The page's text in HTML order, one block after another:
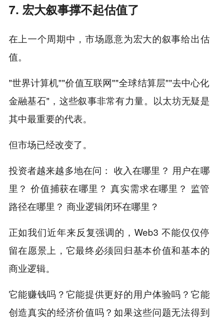
7. 宏大叙事撑不起估值了
在上一个周期中，市场愿意为宏大的叙事给出估
值。
"世界计算机""价值互联网""全球结算层""去中心化
金融基石"，这些叙事非常有力量。以太坊无疑是
其中最重要的代表。
但市场已经改变了。
投资者越来越多地在问： 收入在哪里？ 用户在哪
里？ 价值捕获在哪里？ 真实需求在哪里？ 监管
路径在哪里？ 商业逻辑闭环在哪里？
正如我们近年来反复强调的，Web3 不能仅仅停
留在愿景上，它最终必须回归基本价值和基本的
商业逻辑。
它能赚钱吗？它能提供更好的用户体验吗？它能
创造真实的经济价值吗？如果这些问题无法得到